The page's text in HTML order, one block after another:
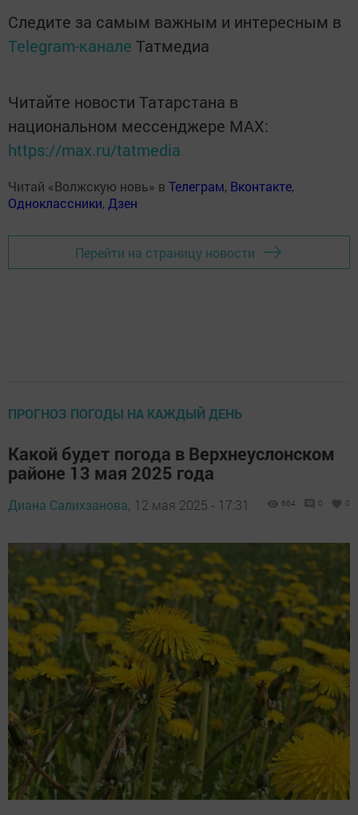
Следите за самым важным и интересным в
Telegram-канале Татмедиа
Читайте новости Татарстана в
национальном мессенджере MАХ:
https://max.ru/tatmedia
Читай «Волжскую новь» в Телеграм, Вконтакте,
Одноклассники,Дзен
Перейти на страницу новости
ПРОГНОЗ ПОГОДЫ НА КАЖДЫЙ ДЕНЬ
Какой будет погода в Верхнеуслонском
районе 13 мая 2025 года
Диана Салихзанова, 12 мая 2025 - 17:31 664 0 0